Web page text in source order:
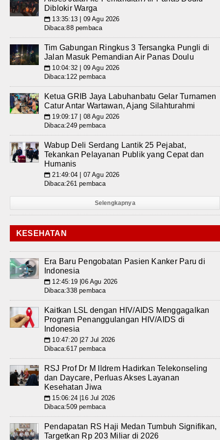
Diblokir Warga
📅 13:35:13 | 09 Agu 2026
Dibaca:88 pembaca
Tim Gabungan Ringkus 3 Tersangka Pungli di
Jalan Masuk Pemandian Air Panas Doulu
📅 10:04:32 | 09 Agu 2026
Dibaca:122 pembaca
Ketua GRIB Jaya Labuhanbatu Gelar Turnamen
Catur Antar Wartawan, Ajang Silahturahmi
📅 19:09:17 | 08 Agu 2026
Dibaca:249 pembaca
Wabup Deli Serdang Lantik 25 Pejabat,
Tekankan Pelayanan Publik yang Cepat dan
Humanis
📅 21:49:04 | 07 Agu 2026
Dibaca:261 pembaca
Selengkapnya
KESEHATAN
Era Baru Pengobatan Pasien Kanker Paru di
Indonesia
📅 12:45:19 |06 Agu 2026
Dibaca:338 pembaca
Kaitkan LSL dengan HIV/AIDS Menggagalkan
Program Penanggulangan HIV/AIDS di
Indonesia
📅 10:47:20 |27 Jul 2026
Dibaca:617 pembaca
RSJ Prof Dr M Ildrem Hadirkan Telekonseling
dan Daycare, Perluas Akses Layanan
Kesehatan Jiwa
📅 15:06:24 |16 Jul 2026
Dibaca:509 pembaca
Pendapatan RS Haji Medan Tumbuh Signifikan,
Targetkan Rp 203 Miliar di 2026